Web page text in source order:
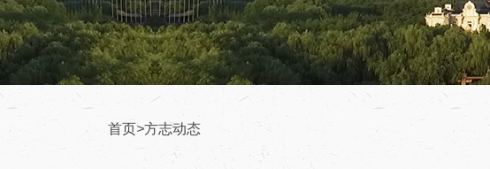
首页>方志动态